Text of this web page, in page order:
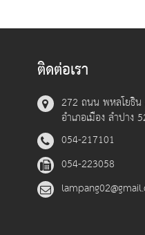
ติดต่อเรา
272 ถนน พหลโยธิน
อำเภอเมือง ลำปาง
054-217101
054-223058